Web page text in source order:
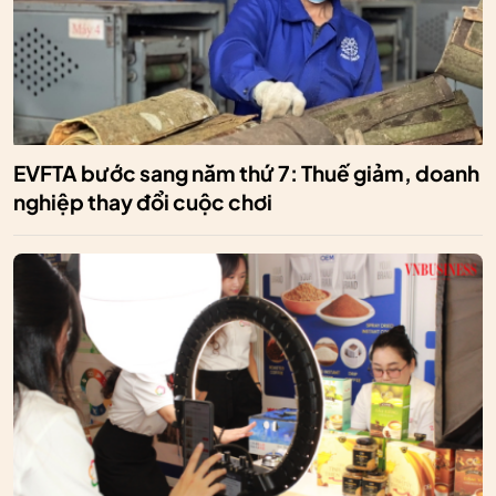
EVFTA bước sang năm thứ 7: Thuế giảm, doanh
nghiệp thay đổi cuộc chơi